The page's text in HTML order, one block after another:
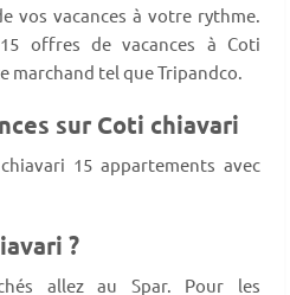
vos vacances à votre rythme.
offres de vacances à Coti
marchand tel que Tripandco.
sur Coti chiavari
15 appartements avec
?
allez au Spar. Pour les